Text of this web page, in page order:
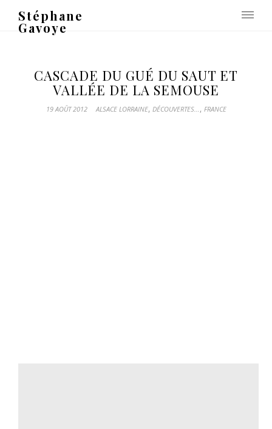
Stéphane
Gavoye
CASCADE DU GUÉ DU SAUT ET
VALLÉE DE LA SEMOUSE
19 AOÛT 2012 ALSACE LORRAINE, DÉCOUVERTES..., FRANCE